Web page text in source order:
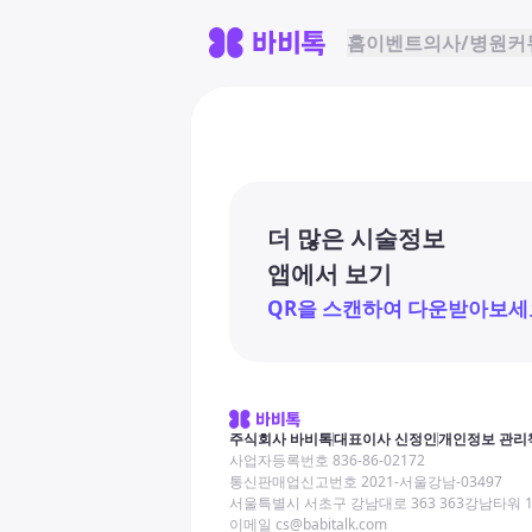
홈이벤트의사/병원커
더 많은 시술정보
앱에서 보기
QR을 스캔하여 다운받아보세
주식회사 바비톡대표이사 신정인개인정보 관리
사업자등록번호 836-86-02172
통신판매업신고번호 2021-서울강남-03497
서울특별시 서초구 강남대로 363 363강남타워
이메일 cs@babitalk.com